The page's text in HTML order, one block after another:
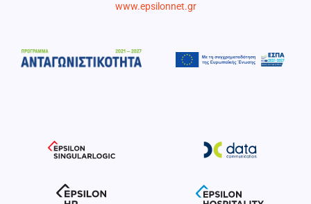
www.epsilonnet.gr